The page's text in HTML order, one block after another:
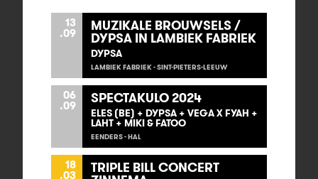
13
.09 MUZIKALE BROUWSELS /
DYPSA IN LAMBIEK FABRIEK
DYPSA
LAMBIEK FABRIEK - SINT-PIETERS-LEEUW
06
.09 SPECTAKULO 2024
ELES (BE) + DYPSA + VEGA X FYAH +
LAHT + MIKI & FATOO
EENDERS - HAL
18
.03 TRIPLE BILL CONCERT